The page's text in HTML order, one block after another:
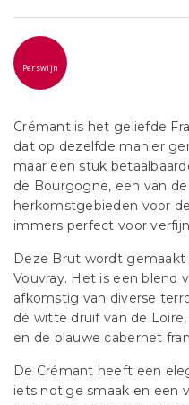
Perswijn
Crémant is het geliefde
dat op dezelfde manier
maar een stuk
de Bourgogne, een van
herkomstgebieden voor
immers perfect voor
Deze Brut wordt gemaakt
Vouvray. Het is een blend
afkomstig van diverse
dé witte druif van de
en de blauwe cabernet
De Crémant heeft een
iets notige smaak en een